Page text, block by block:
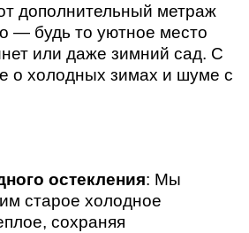
дополнительный метраж
— будь то уютное место
или даже зимний сад. С
о холодных зимах и шуме с
остекления: Мы
старое холодное
сохраняя